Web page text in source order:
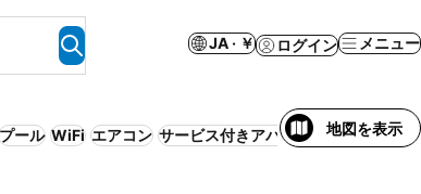
JA · ￥ ログイン メニュー
プール WiFi エアコン サービス付きアパートメント リゾー
地図を表示